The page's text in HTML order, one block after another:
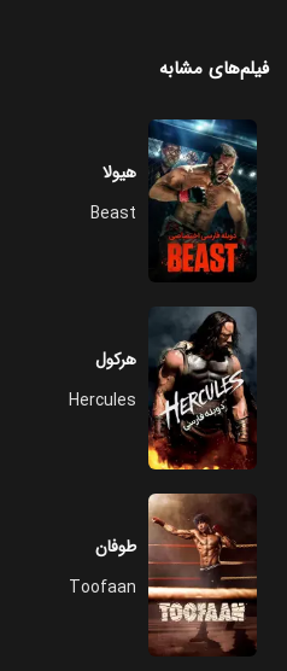
فیلم‌های مشابه
هیولا
Beast
هرکول
Hercules
طوفان
Toofaan